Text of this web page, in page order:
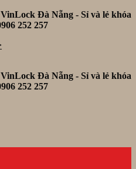
Đà Nẵng - Sỉ và lẻ khóa
252 257
Đà Nẵng - Sỉ và lẻ khóa
252 257